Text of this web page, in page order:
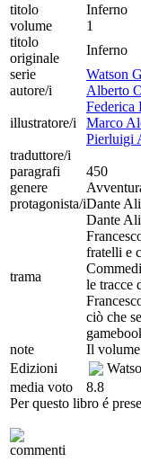
titolo
Inferno
volume
1
titolo
originale
Inferno
serie
Watson
autore/i
Alberto
illustratore/i
Federica
Marco
Pierluigi
traduttore/i
paragrafi
450
genere
protagonista/iDante
trama
Dante
fratelli e
le tracce
ciò che
note
Il
Edizioni
media voto
8.8
Per questo libro é
commenti